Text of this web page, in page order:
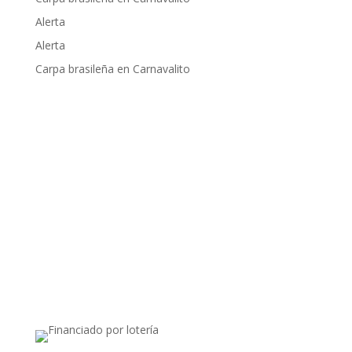
Alerta
Alerta
Carpa brasileña en Carnavalito